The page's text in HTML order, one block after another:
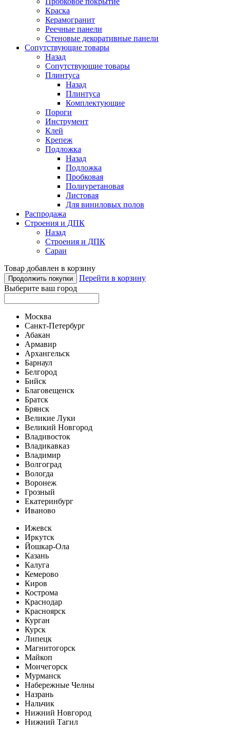
Краска
Керамогранит
Реечные панели
Стеновые декоративные панели
Сопутствующие товары
Назад
Сопутствующие товары
Плинтуса
Назад
Плинтуса
Комплектующие
Пороги
Инструмент
Клей
Крепеж
Подложка
Назад
Подложка
Пробковая
Полиуретановая
Листовая
Для виниловых полов
Распродажа
Строения и ДПК
Назад
Строения и ДПК
Сараи
Товар добавлен в корзину
Продолжить покупки
Перейти в корзину
Выберите ваш город
Москва
Санкт-Петербург
Абакан
Армавир
Архангельск
Барнаул
Белгород
Бийск
Благовещенск
Братск
Брянск
Великие Луки
Великий Новгород
Владивосток
Владикавказ
Владимир
Волгоград
Вологда
Воронеж
Грозный
Екатеринбург
Иваново
Ижевск
Иркутск
Йошкар-Ола
Казань
Калуга
Кемерово
Киров
Кострома
Краснодар
Красноярск
Курган
Курск
Липецк
Магнитогорск
Майкоп
Мончегорск
Мурманск
Набережные Челны
Назрань
Нальчик
Нижний Новгород
Нижний Тагил